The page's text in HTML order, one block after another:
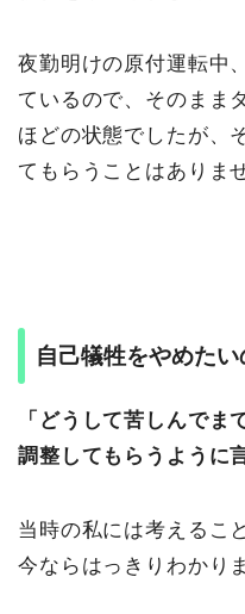
夜勤明けの原付運転中
ているので、そのまま
ほどの状態でしたが、
てもらうことはありま
自己犠牲をやめた
「どうして苦しんでま
調整してもらうように
当時の私には考えるこ
今ならはっきりわかり